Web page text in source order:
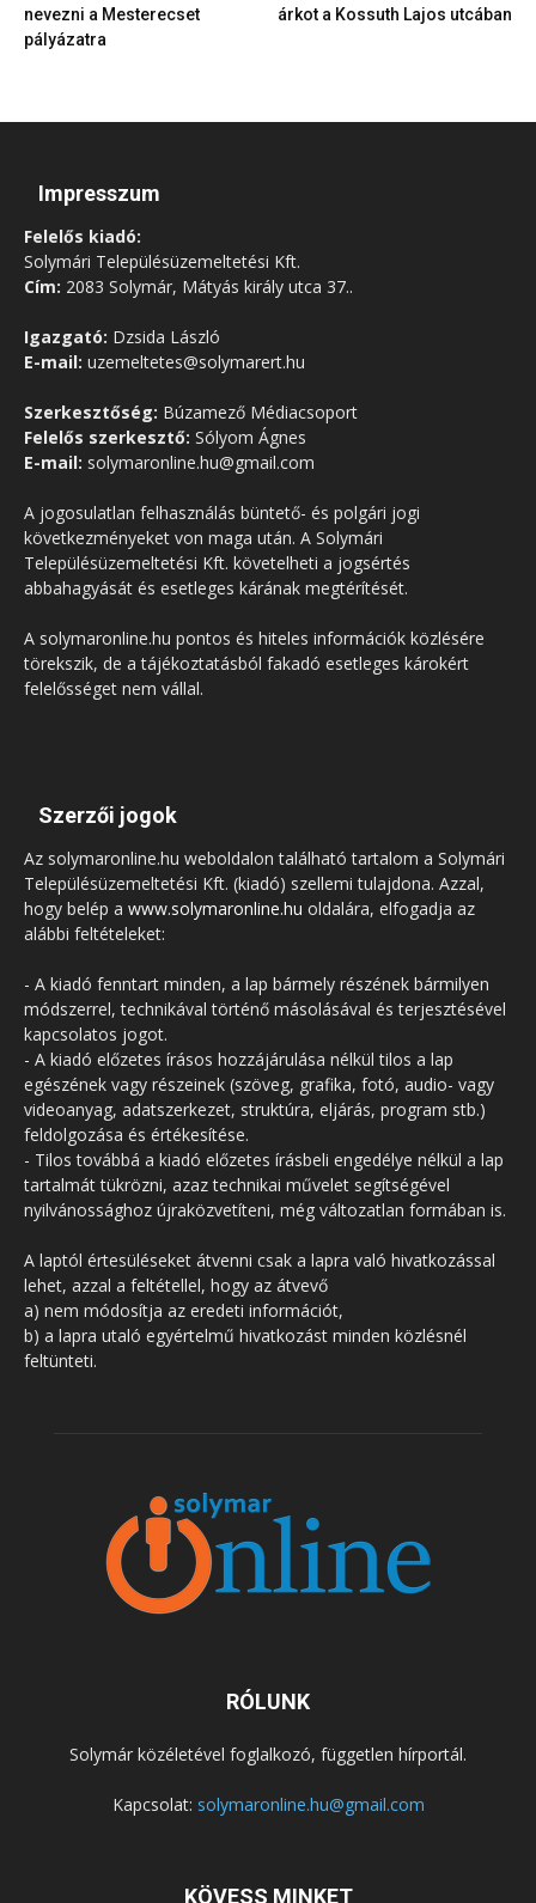
nevezni a Mesterecset
pályázatra
árkot a Kossuth Lajos utcában
Impresszum
Felelős kiadó:
Solymári Településüzemeltetési Kft.
Cím: 2083 Solymár, Mátyás király utca 37..
Igazgató: Dzsida László
E-mail: uzemeltetes@solymarert.hu
Szerkesztőség: Búzamező Médiacsoport
Felelős szerkesztő: Sólyom Ágnes
E-mail: solymaronline.hu@gmail.com
A jogosulatlan felhasználás büntető- és polgári jogi
következményeket von maga után. A Solymári
Településüzemeltetési Kft. követelheti a jogsértés
abbahagyását és esetleges kárának megtérítését.
A solymaronline.hu pontos és hiteles információk közlésére
törekszik, de a tájékoztatásból fakadó esetleges károkért
felelősséget nem vállal.
Szerzői jogok
Az solymaronline.hu weboldalon található tartalom a Solymári
Településüzemeltetési Kft. (kiadó) szellemi tulajdona. Azzal,
hogy belép a www.solymaronline.hu oldalára, elfogadja az
alábbi feltételeket:
- A kiadó fenntart minden, a lap bármely részének bármilyen
módszerrel, technikával történő másolásával és terjesztésével
kapcsolatos jogot.
- A kiadó előzetes írásos hozzájárulása nélkül tilos a lap
egészének vagy részeinek (szöveg, grafika, fotó, audio- vagy
videoanyag, adatszerkezet, struktúra, eljárás, program stb.)
feldolgozása és értékesítése.
- Tilos továbbá a kiadó előzetes írásbeli engedélye nélkül a lap
tartalmát tükrözni, azaz technikai művelet segítségével
nyilvánossághoz újraközvetíteni, még változatlan formában is.
A laptól értesüléseket átvenni csak a lapra való hivatkozással
lehet, azzal a feltétellel, hogy az átvevő
a) nem módosítja az eredeti információt,
b) a lapra utaló egyértelmű hivatkozást minden közlésnél
feltünteti.
RÓLUNK
Solymár közéletével foglalkozó, független hírportál.
Kapcsolat: solymaronline.hu@gmail.com
KÖVESS MINKET